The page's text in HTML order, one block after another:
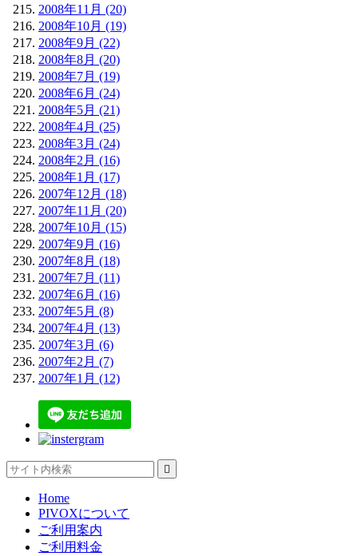
2008年11月 (20)
2008年10月 (19)
2008年9月 (22)
2008年8月 (20)
2008年7月 (19)
2008年6月 (24)
2008年5月 (21)
2008年4月 (25)
2008年3月 (24)
2008年2月 (16)
2008年1月 (17)
2007年12月 (18)
2007年11月 (20)
2007年10月 (15)
2007年9月 (16)
2007年8月 (18)
2007年7月 (11)
2007年6月 (16)
2007年5月 (8)
2007年4月 (13)
2007年3月 (6)
2007年2月 (7)
2007年1月 (12)

Home
PIVOXについて
ご利用案内
ご利用料金